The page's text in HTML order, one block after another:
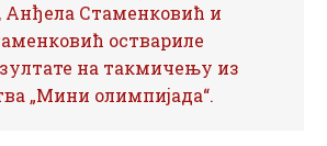
Анђела Стаменковић и
оствариле
на такмичењу из
„Мини олимпијада“.